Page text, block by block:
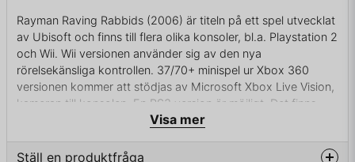
Rayman Raving Rabbids (2006) är titeln på ett spel utvecklat
av Ubisoft och finns till flera olika konsoler, bl.a. Playstation 2
och Wii. Wii versionen använder sig av den nya
rörelsekänsliga kontrollen. 37/70+ minispel ur Xbox 360
versionen kommer att stödjas av Microsoft Xbox Live Vision,
kameran till konsolen. En PS3 version är möjligt. Det finns
även en uppföljare: Rayman Raving Rabbids 2.
Visa mer
Ställ en produktfråga